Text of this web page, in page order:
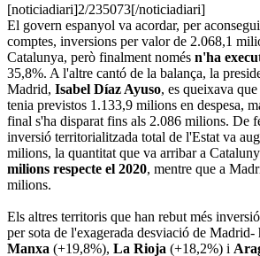
[noticiadiari]2/235073[/noticiadiari]
El govern espanyol va acordar, per
comptes, inversions per valor de 2.068,1
Catalunya, però finalment només n'ha
35,8%. A l'altre cantó de la balança, la
Madrid, Isabel Díaz Ayuso, es queixava
tenia previstos 1.133,9 milions en despesa,
final s'ha disparat fins als 2.086 milions. De
inversió territorialitzada total de l'Estat va
milions, la quantitat que va arribar a
milions respecte el 2020, mentre que a
milions.
Els altres territoris que han rebut més
per sota de l'exagerada desviació de Madrid-
Manxa (+19,8%), La Rioja (+18,2%) i